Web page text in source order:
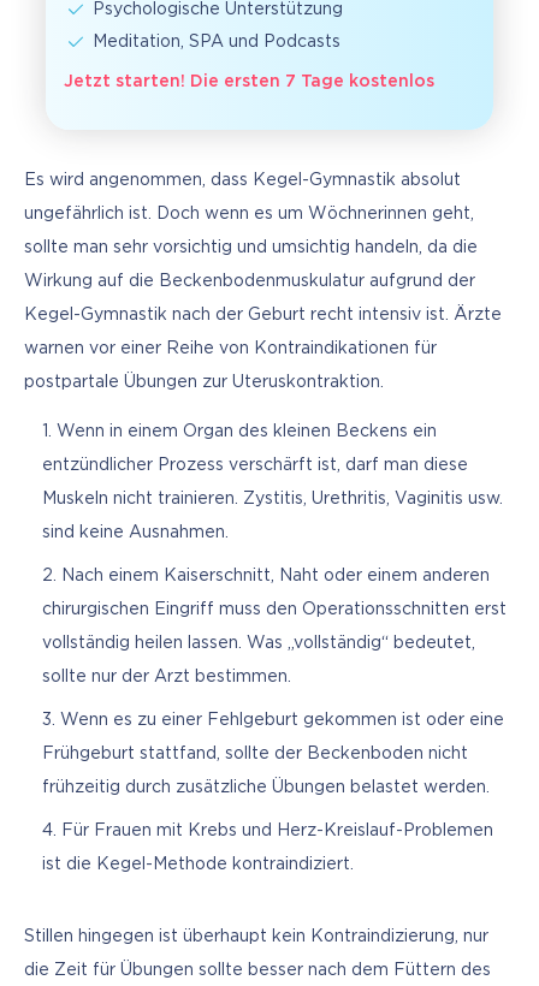
Psychologische Unterstützung
Meditation, SPA und Podcasts
Jetzt starten! Die ersten 7 Tage kostenlos
Es wird angenommen, dass Kegel-Gymnastik absolut
ungefährlich ist. Doch wenn es um Wöchnerinnen geht,
sollte man sehr vorsichtig und umsichtig handeln, da die
Wirkung auf die Beckenbodenmuskulatur aufgrund der
Kegel-Gymnastik nach der Geburt recht intensiv ist. Ärzte
warnen vor einer Reihe von Kontraindikationen für
postpartale Übungen zur Uteruskontraktion.
Wenn in einem Organ des kleinen Beckens ein
entzündlicher Prozess verschärft ist, darf man diese
Muskeln nicht trainieren. Zystitis, Urethritis, Vaginitis usw.
sind keine Ausnahmen.
Nach einem Kaiserschnitt, Naht oder einem anderen
chirurgischen Eingriff muss den Operationsschnitten erst
vollständig heilen lassen. Was „vollständig“ bedeutet,
sollte nur der Arzt bestimmen.
Wenn es zu einer Fehlgeburt gekommen ist oder eine
Frühgeburt stattfand, sollte der Beckenboden nicht
frühzeitig durch zusätzliche Übungen belastet werden.
Für Frauen mit Krebs und Herz-Kreislauf-Problemen
ist die Kegel-Methode kontraindiziert.
Stillen hingegen ist überhaupt kein Kontraindizierung, nur
die Zeit für Übungen sollte besser nach dem Füttern des